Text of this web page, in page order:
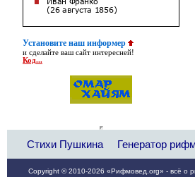
Установите наш информер
и сделайте ваш сайт интересней!
Код...
Стихи Пушкина Генератор
Copyright © 2010-2026 «Рифмовед.org» - всё о